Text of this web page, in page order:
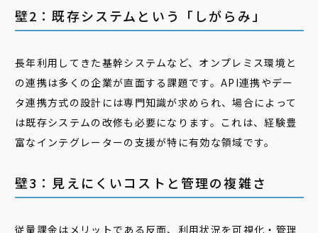
壁2：既存システムという「しがらみ」
長年利用してきた基幹システムなど、オンプレミス環境と
の連携は多くの企業が直面する課題です。API連携やデー
タ連携方式の設計には専門知識が求められ、場合によって
は既存システムの改修も必要になります。これは、経験豊
富なインテグレーターの支援が特に有効な領域です。
壁3：見えにくいコストと管理の複雑さ
従量課金はメリットである反面、利用状況を可視化・管理